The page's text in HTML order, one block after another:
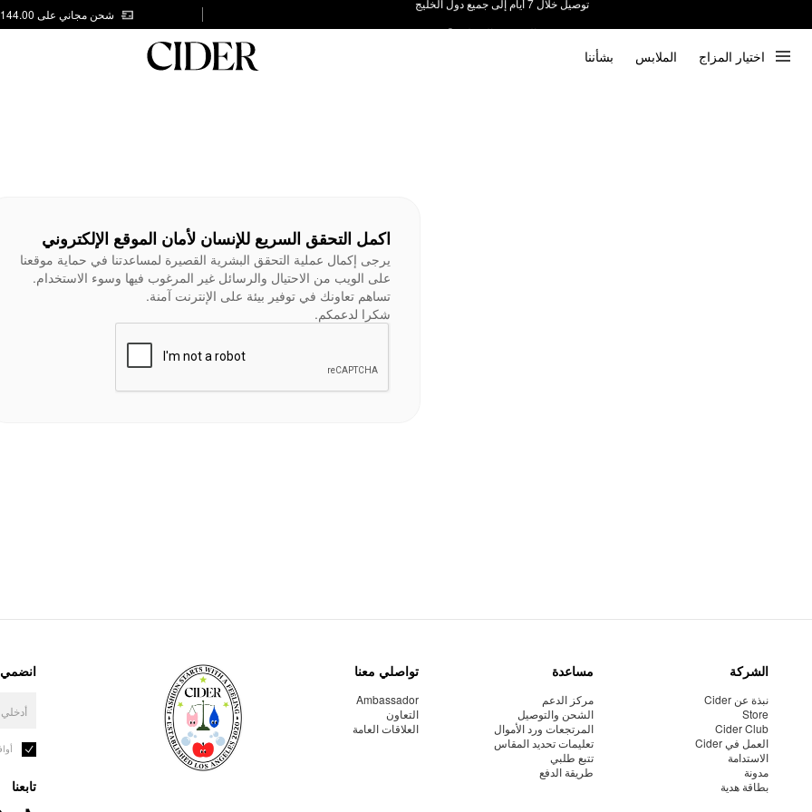
شحن مجاني على AED 144.00
اختيار المزاج الملابس بشأننا
اكمل التحقق السريع للإنسان لأمان الموقع الإلكتروني
يرجى إكمال عملية التحقق البشرية القصيرة لمساعدتنا في حماية موقعنا
على الويب من الاحتيال والرسائل غير المرغوب فيها وسوء الاستخدام.
تساهم تعاونك في توفير بيئة على الإنترنت آمنة.
شكرا لدعمكم.
الشركة
نبذة عن Cider
Store
Cider Club
العمل في Cider
الاستدامة
مدونة
بطاقة هدية
مساعدة
مركز الدعم
الشحن والتوصيل
المرتجعات ورد الأموال
تعليمات تحديد المقاس
تتبع طلبي
طريقة الدفع
تواصلي معنا
Ambassador
التعاون
العلاقات العامة
انضمي
تابعنا